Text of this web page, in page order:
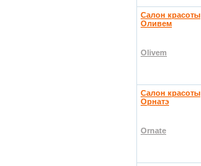
Салон красоты
Оливем
Olivem
Салон красоты
Орнатэ
Ornate